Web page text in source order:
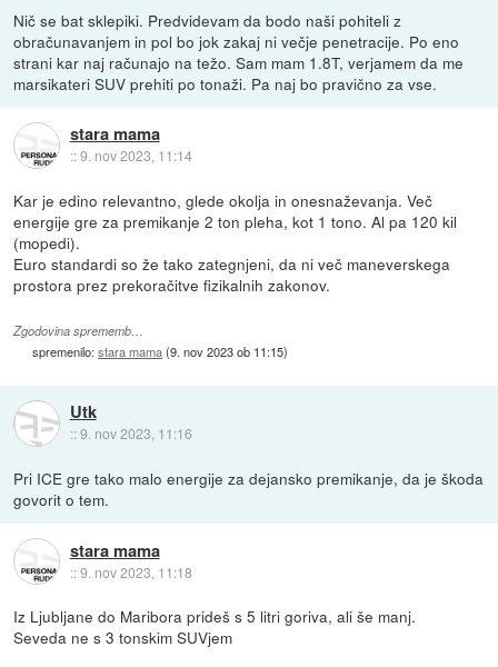
Nič se bat sklepiki. Predvidevam da bodo naši pohiteli z
obračunavanjem in pol bo jok zakaj ni večje penetracije. Po eno
strani kar naj računajo na težo. Sam mam 1.8T, verjamem da me
marsikateri SUV prehiti po tonaži. Pa naj bo pravično za vse.
stara mama
::9. nov 2023, 11:14
Kar je edino relevantno, glede okolja in onesnaževanja. Več
energije gre za premikanje 2 ton pleha, kot 1 tono. Al pa 120 kil
(mopedi).
Euro standardi so že tako zategnjeni, da ni več maneverskega
prostora prez prekoračitve fizikalnih zakonov.
Zgodovina sprememb…
spremenilo:stara mama(9. nov 2023 ob 11:15)
Utk
::9. nov 2023, 11:16
Pri ICE gre tako malo energije za dejansko premikanje, da je škoda
govorit o tem.
stara mama
::9. nov 2023, 11:18
Iz Ljubljane do Maribora prideš s 5 litri goriva, ali še manj.
Seveda ne s 3 tonskim SUVjem